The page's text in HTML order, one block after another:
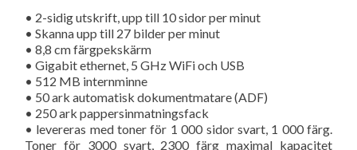
• 2-sidig utskrift, upp till 10 sidor per minut
• Skanna upp till 27 bilder per minut
• 8,8 cm färgpekskärm
• Gigabit ethernet, 5 GHz WiFi och USB
• 512 MB internminne
• 50 ark automatisk dokumentmatare (ADF)
• 250 ark pappersinmatningsfack
• levereras med toner för 1 000 sidor svart, 1 000 färg.
Toner för 3000 svart, 2300 färg maximal kapacitet